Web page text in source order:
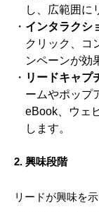
し、広範囲に
インタラクシ
クリック、コ
ンペーンが効
リードキャプ
ームやポップ
eBook、ウェ
します。
2. 興味段階
リードが興味を